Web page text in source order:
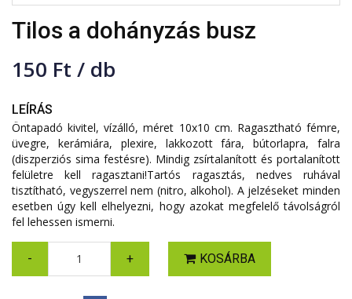
Tilos a dohányzás busz
150 Ft / db
LEÍRÁS
Öntapadó kivitel, vízálló, méret 10x10 cm. Ragasztható fémre,
üvegre, kerámiára, plexire, lakkozott fára, bútorlapra, falra
(diszperziós sima festésre). Mindig zsírtalanított és portalanított
felületre kell ragasztani!Tartós ragasztás, nedves ruhával
tisztítható, vegyszerrel nem (nitro, alkohol). A jelzéseket minden
esetben úgy kell elhelyezni, hogy azokat megfelelő távolságról
fel lehessen ismerni.
- + KOSÁRBA